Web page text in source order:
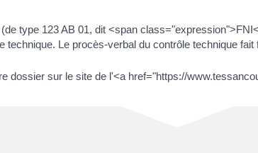
type 123 AB 01, dit <span
technique. Le procès-verbal du contrôle technique fait
dossier sur le site de l'<a href="https://